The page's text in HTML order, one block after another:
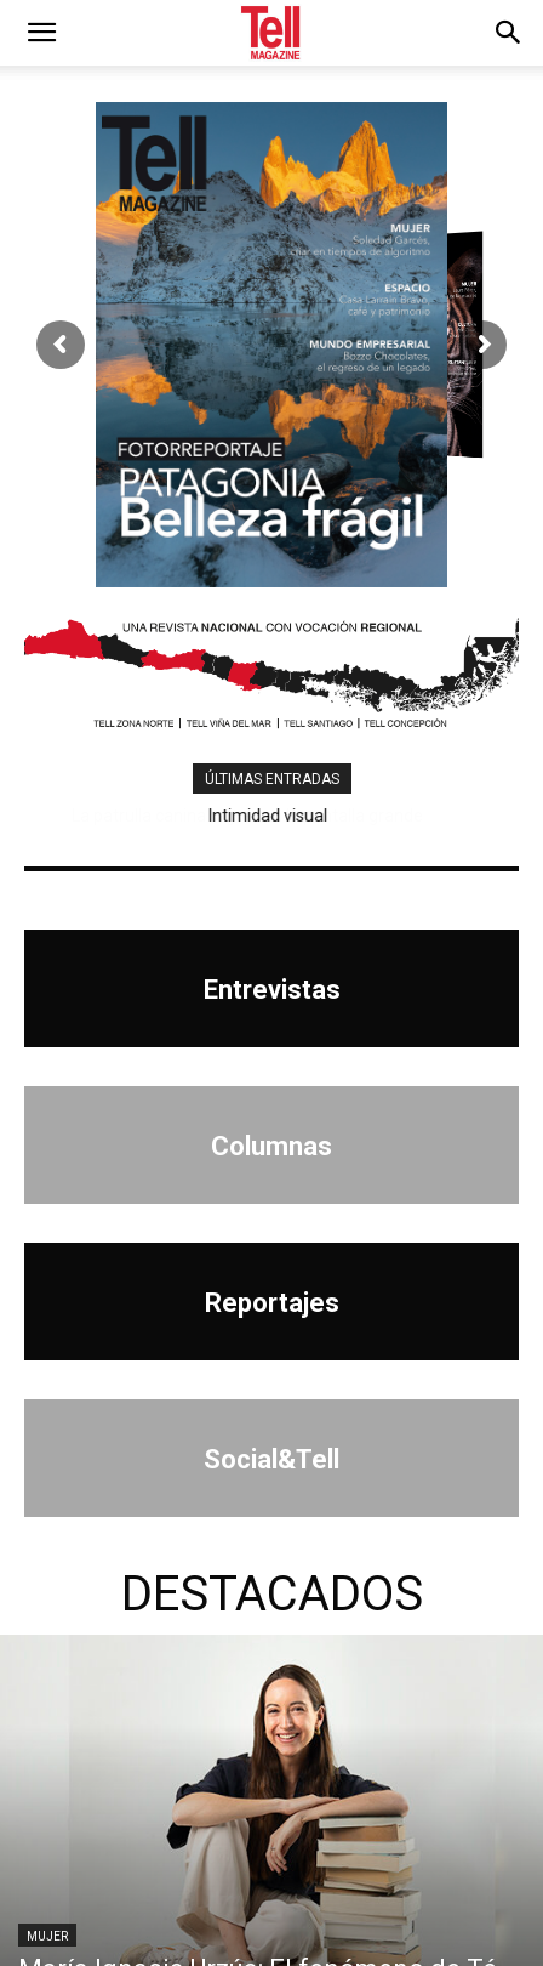
ÚLTIMAS ENTRADAS
Intimidad visual
Hablar el duelo
Entrevistas
Columnas
Reportajes
Social&Tell
DESTACADOS
MUJER